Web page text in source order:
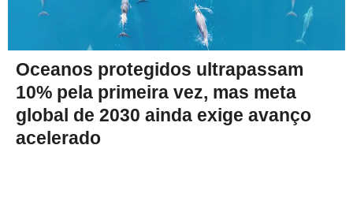
Oceanos protegidos ultrapassam
10% pela primeira vez, mas meta
global de 2030 ainda exige avanço
acelerado